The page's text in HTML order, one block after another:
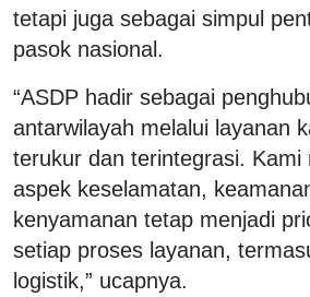
tetapi juga sebagai simpul
pasok nasional.
“ASDP hadir sebagai
antarwilayah melalui layanan
terukur dan terintegrasi. Kami
aspek keselamatan,
kenyamanan tetap menjadi
setiap proses layanan,
logistik,” ucapnya.